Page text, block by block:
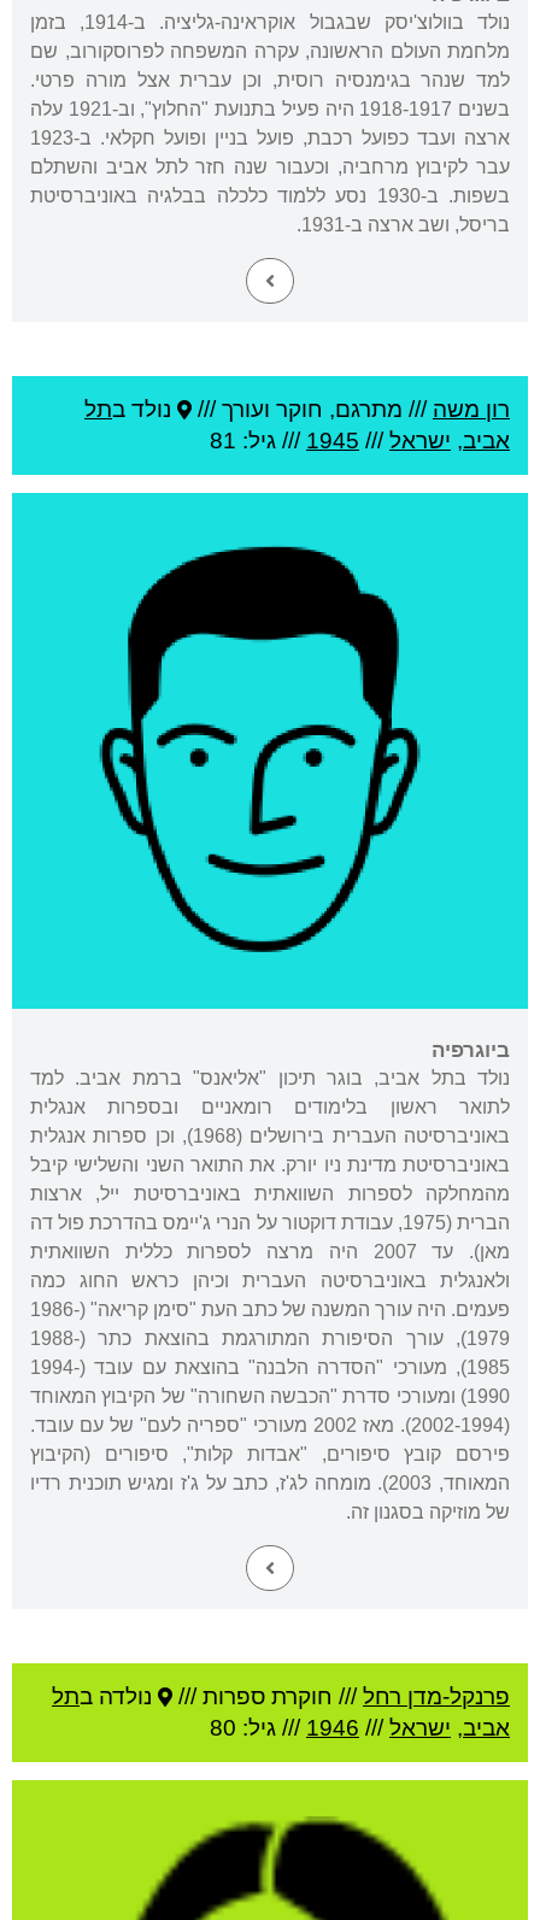
נולד בוולוצ'יסק שבגבול אוקראינה-גליציה. ב-1914, בזמן
מלחמת העולם הראשונה, עקרה המשפחה לפרוסקורוב, שם
למד שנהר בגימנסיה רוסית, וכן עברית אצל מורה פרטי.
בשנים 1918-1917 היה פעיל בתנועת "החלוץ", וב-1921 עלה
ארצה ועבד כפועל רכבת, פועל בניין ופועל חקלאי. ב-1923
עבר לקיבוץ מרחביה, וכעבור שנה חזר לתל אביב והשתלם
בשפות. ב-1930 נסע ללמוד כלכלה בבלגיה באוניברסיטת
בריסל, ושב ארצה ב-1931.
רון משה /// מתרגם, חוקר ועורך /// נולד בתל
אביב, ישראל///
1945 /// גיל: 81
ביוגרפיה
נולד בתל אביב, בוגר תיכון "אליאנס" ברמת אביב. למד
לתואר ראשון בלימודים רומאניים ובספרות אנגלית
באוניברסיטה העברית בירושלים (1968), וכן ספרות אנגלית
באוניברסיטת מדינת ניו יורק. את התואר השני והשלישי קיבל
מהמחלקה לספרות השוואתית באוניברסיטת ייל, ארצות
הברית (1975, עבודת דוקטור על הנרי ג'יימס בהדרכת פול דה
מאן). עד 2007 היה מרצה לספרות כללית השוואתית
ולאנגלית באוניברסיטה העברית וכיהן כראש החוג כמה
פעמים. היה עורך המשנה של כתב העת "סימן קריאה" (1986-
1979), עורך הסיפורת המתורגמת בהוצאת כתר (1988-
1985), מעורכי "הסדרה הלבנה" בהוצאת עם עובד (1994-
1990) ומעורכי סדרת "הכבשה השחורה" של הקיבוץ המאוחד
(2002-1994). מאז 2002 מעורכי "ספריה לעם" של עם עובד.
פירסם קובץ סיפורים, "אבדות קלות", סיפורים (הקיבוץ
המאוחד, 2003). מומחה לג'ז, כתב על ג'ז ומגיש תוכנית רדיו
של מוזיקה בסגנון זה.
פרנקל-מדן רחל/// חוקרת ספרות /// נולדה בתל
אביב, ישראל///
1946 /// גיל: 80